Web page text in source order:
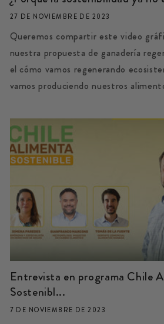
27 DE NOVIEMBRE DE 2023
Queremos compartir este video
nuestra propuesta de ganadería
el cómo vamos regenerando
vamos produciendo nuestros
Entrevista en programa Chile
Sostenibl...
7 DE NOVIEMBRE DE 2023